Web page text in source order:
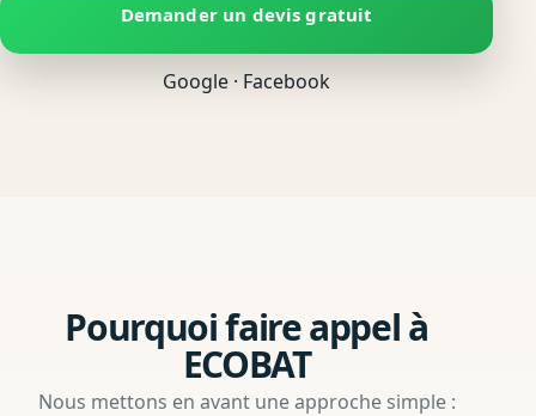
Demander un devis gratuit
Google · Facebook
Pourquoi faire appel à
ECOBAT
Nous mettons en avant une approche simple :